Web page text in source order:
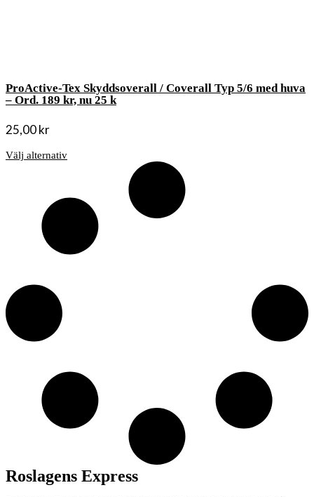
ProActive-Tex Skyddsoverall / Coverall Typ 5/6 med huva
– Ord. 189 kr, nu 25 k
25,00kr
Välj alternativ
Roslagens Express